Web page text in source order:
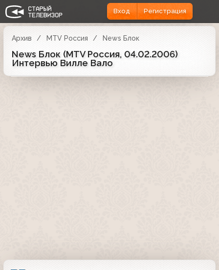
Вход Регистрация
Архив MTV Россия News Блок
News Блок (MTV Россия, 04.02.2006)
Интервью Вилле Вало